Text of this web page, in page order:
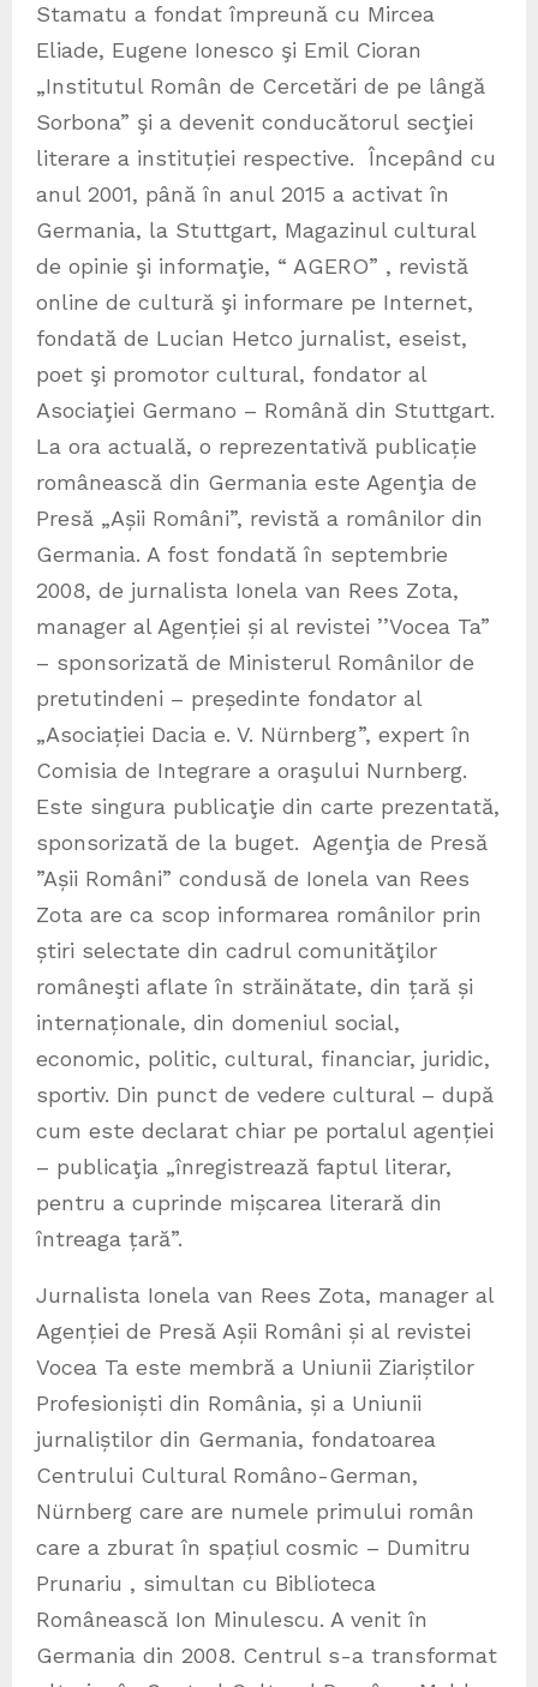
Stamatu a fondat împreună cu Mircea
Eliade, Eugene Ionesco şi Emil Cioran
„Institutul Român de Cercetări de pe lângă
Sorbona” şi a devenit conducătorul secţiei
literare a instituției respective. Începând cu
anul 2001, până în anul 2015 a activat în
Germania, la Stuttgart, Magazinul cultural
de opinie şi informaţie, “ AGERO” , revistă
online de cultură şi informare pe Internet,
fondată de Lucian Hetco jurnalist, eseist,
poet şi promotor cultural, fondator al
Asociaţiei Germano – Română din Stuttgart.
La ora actuală, o reprezentativă publicație
românească din Germania este Agenţia de
Presă „Așii Români”, revistă a românilor din
Germania. A fost fondată în septembrie
2008, de jurnalista Ionela van Rees Zota,
manager al Agenției și al revistei ’’Vocea Ta”
– sponsorizată de Ministerul Românilor de
pretutindeni – președinte fondator al
„Asociației Dacia e. V. Nürnberg”, expert în
Comisia de Integrare a oraşului Nurnberg.
Este singura publicaţie din carte prezentată,
sponsorizată de la buget. Agenţia de Presă
”Așii Români” condusă de Ionela van Rees
Zota are ca scop informarea românilor prin
știri selectate din cadrul comunităţilor
româneşti aflate în străinătate, din țară și
internaționale, din domeniul social,
economic, politic, cultural, financiar, juridic,
sportiv. Din punct de vedere cultural – după
cum este declarat chiar pe portalul agenției
– publicaţia „înregistrează faptul literar,
pentru a cuprinde mișcarea literară din
întreaga țară”.
Jurnalista Ionela van Rees Zota, manager al
Agenției de Presă Așii Români și al revistei
Vocea Ta este membră a Uniunii Ziariștilor
Profesioniști din România, și a Uniunii
jurnaliștilor din Germania, fondatoarea
Centrului Cultural Româno-German,
Nürnberg care are numele primului român
care a zburat în spațiul cosmic – Dumitru
Prunariu , simultan cu Biblioteca
Românească Ion Minulescu. A venit în
Germania din 2008. Centrul s-a transformat